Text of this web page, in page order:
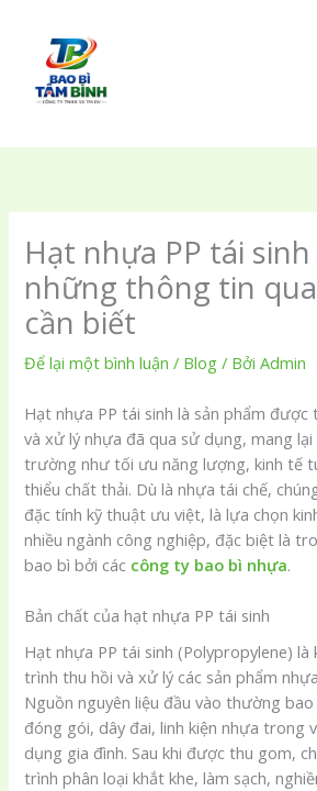
dung
Hạt nhựa PP tái sinh
những thông tin
cần biết
Để lại một bình luận / Blog / BởiAdmin
Hạt nhựa PP tái sinh là sản phẩm
và xử lý nhựa đã qua sử dụng, mang lại
trường như tối ưu năng lượng, kinh tế
thiểu chất thải. Dù là nhựa tái chế,
đặc tính kỹ thuật ưu việt, là lựa chọn
nhiều ngành công nghiệp, đặc biệt là
bao bì bởi các công ty bao bì nhựa.
Bản chất của hạt nhựa PP tái sinh
Hạt nhựa PP tái sinh (Polypropylene) là
trình thu hồi và xử lý các sản phẩm
Nguồn nguyên liệu đầu vào thường
đóng gói, dây đai, linh kiện nhựa trong
dụng gia đình. Sau khi được thu gom,
trình phân loại khắt khe, làm sạch,